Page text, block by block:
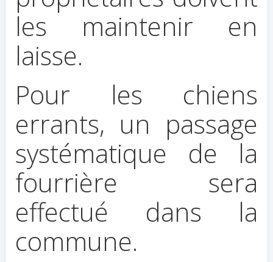
les maintenir en
laisse.
Pour les chiens
errants, un passage
systématique de la
fourrière sera
effectué dans la
commune.